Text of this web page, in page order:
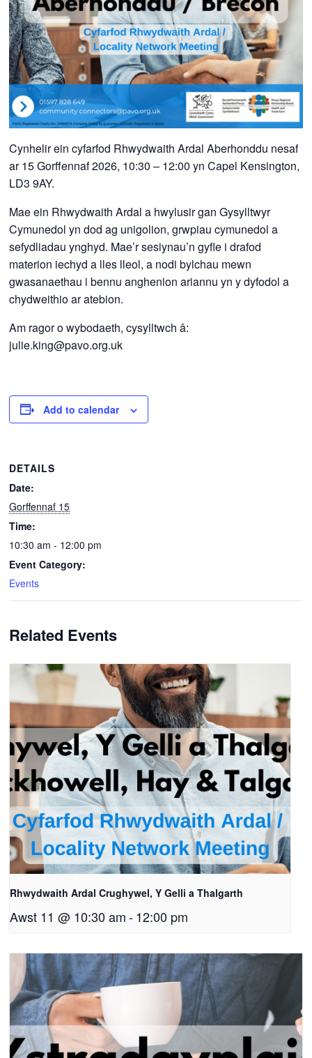
Cynhelir ein cyfarfod Rhwydwaith Ardal Aberhonddu nesaf
ar 15Gorffennaf2026, 10:30 – 12:00 ynCapel Kensington,
LD3 9AY.
Mae ein Rhwydwaith Ardal a hwylusir gan Gysylltwyr
Cymunedol yn dod ag unigolion, grwpiau cymunedol a
sefydliadau ynghyd. Mae’r sesiynau’n gyfle i drafod
materion iechyd a lles lleol, a nodi bylchau mewn
gwasanaethau i bennu anghenion ariannu yn y dyfodol a
chydweithio ar atebion.
Am ragor o wybodaeth, cysylltwch â:
julie.king@pavo.org.uk
Add to calendar
DETAILS
Date:
Gorffennaf 15
Time:
10:30 am - 12:00 pm
Event Category:
Events
Related Events
Rhwydwaith Ardal Crughywel, Y Gelli a Thalgarth
Awst 11 @ 10:30 am -12:00 pm